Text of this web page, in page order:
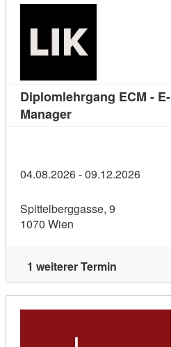
Diplomlehrgang ECM -
ManagerKursdetail:
04.08.2026 - 09.12.2026
Spittelberggasse, 9
1070 Wien
1 weiterer Termin